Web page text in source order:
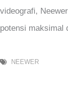
videografi,
potensi maksimal
NEEWER